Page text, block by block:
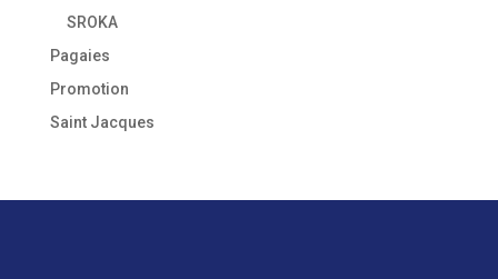
SROKA
Pagaies
Promotion
Saint Jacques